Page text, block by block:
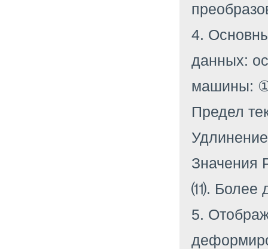
4.
данных:
машины: ①
Предел
Значения
⑾. Более
5.